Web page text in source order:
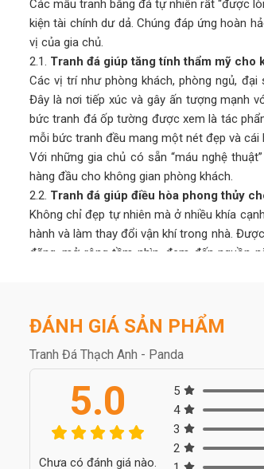
Các mẫu tranh bằng đá tự nhiên rất “được
kiện tài chính dư dả. Chúng đáp ứng hoàn
vị của gia chủ.
2.1. Tranh đá giúp tăng tính thẩm mỹ cho
Các vị trí như phòng khách, phòng ngủ,
Đây là nơi tiếp xúc và gây ấn tượng mạnh
bức tranh đá ốp tường được xem là tác
mỗi bức tranh đều mang một nét đẹp và cái
Với những gia chủ có sẵn “máu nghệ
hàng đầu cho không gian phòng khách.
2.2. Tranh đá giúp điều hòa phong thủy
Không chỉ đẹp tự nhiên mà ở nhiều khía
hành và làm thay đổi vận khí trong nhà.
đãng, mở rộng tầm nhìn, đem đến nguồn
những xui xẻo, giúp gia chủ thuận lợi phát
2.3.Bền bỉ với thời gian, dễ vệ sinh lau chùi
Tranh đá tự nhiên bền bỉ cùng thời gian,
như: gỗ, sơn, nhựa,… thông thường. Chi phí
về lâu dài cũng như ưu điểm mà loại tranh
Nếu như các chất liệu sơn, gỗ, nhựa,…
mỹ, tốn thời gian và tiền bạc để sửa chữa
Ngoài ra, tranh đá tự nhiên dễ dàng vệ
ĐÁNH GIÁ SẢN PHẨM
Tranh Đá Thạch Anh - Panda
5.0
Chưa có đánh giá nào.
5
4
3
2